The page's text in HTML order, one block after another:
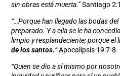
sin obras está muerta.”Santiago
“…Porque han llegado las bodas
preparado. Y a ella se le ha
limpio y resplandeciente; porque el
de los santos.“Apocalipsis 19:7-8.
“Quien se dio a sí mismo por